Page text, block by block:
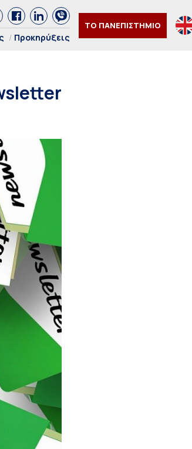
Προκηρύξεις
ΤΟ ΠΑΝΕΠΙΣΤΗΜΙΟ